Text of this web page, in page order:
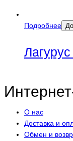
Подробнее
О нас
Доставка и
Обмен и